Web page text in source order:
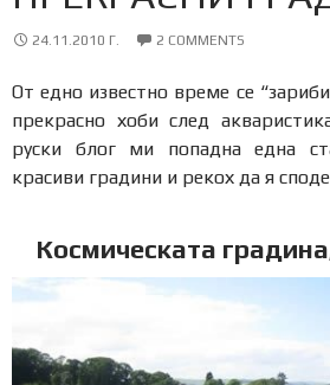
24.11.2010 Г. 2 COMMENTS
От едно известно време се
прекрасно хоби след
руски блог ми попадна една
красиви градини и рекох да я
Космическата